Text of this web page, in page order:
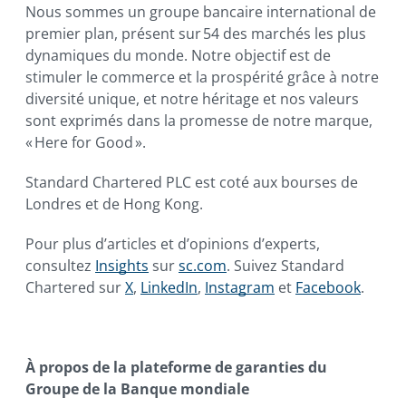
Nous sommes un groupe bancaire international de
premier plan, présent sur 54 des marchés les plus
dynamiques du monde. Notre objectif est de
stimuler le commerce et la prospérité grâce à notre
diversité unique, et notre héritage et nos valeurs
sont exprimés dans la promesse de notre marque,
« Here for Good ».
Standard Chartered PLC est coté aux bourses de
Londres et de Hong Kong.
Pour plus d’articles et d’opinions d’experts,
consultez Insights sursc.com. Suivez Standard
Chartered surX, LinkedIn, Instagram et Facebook.
À propos de la plateforme de garanties du
Groupe de la Banque mondiale